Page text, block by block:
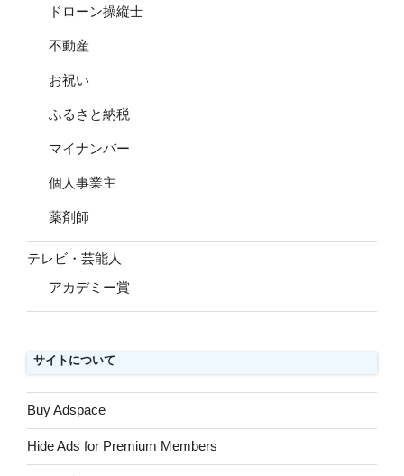
ドローン操縦士
不動産
お祝い
ふるさと納税
マイナンバー
個人事業主
薬剤師
テレビ・芸能人
アカデミー賞
サイトについて
Buy Adspace
Hide Ads for Premium Members